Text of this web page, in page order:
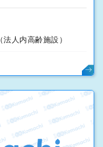
人内高齢施設）